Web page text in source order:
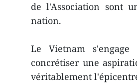
de l'Association sont
nation.
Le Vietnam
concrétiser une
véritablement